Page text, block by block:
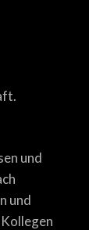
und
und